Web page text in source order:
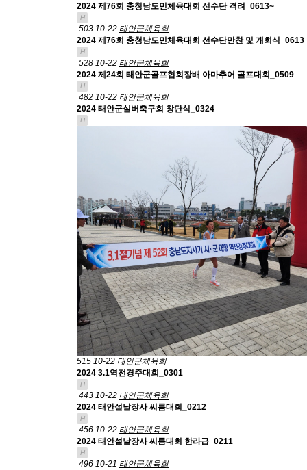
2024 제76회 충청남도민체육대회 선수단 격려_0613~
H
503 10-22 태안군체육회
2024 제76회 충청남도민체육대회 선수단만찬 및 개회식_0613
H
528 10-22 태안군체육회
2024 제24회 태안군골프협회장배 아마추어 골프대회_0509
H
482 10-22 태안군체육회
2024 태안군실버축구회 창단식_0324
H
515 10-22 태안군체육회
2024 3.1역전경주대회_0301
H
443 10-22 태안군체육회
2024 태안설날장사 씨름대회_0212
H
456 10-22 태안군체육회
2024 태안설날장사 씨름대회 한라급_0211
H
496 10-21 태안군체육회